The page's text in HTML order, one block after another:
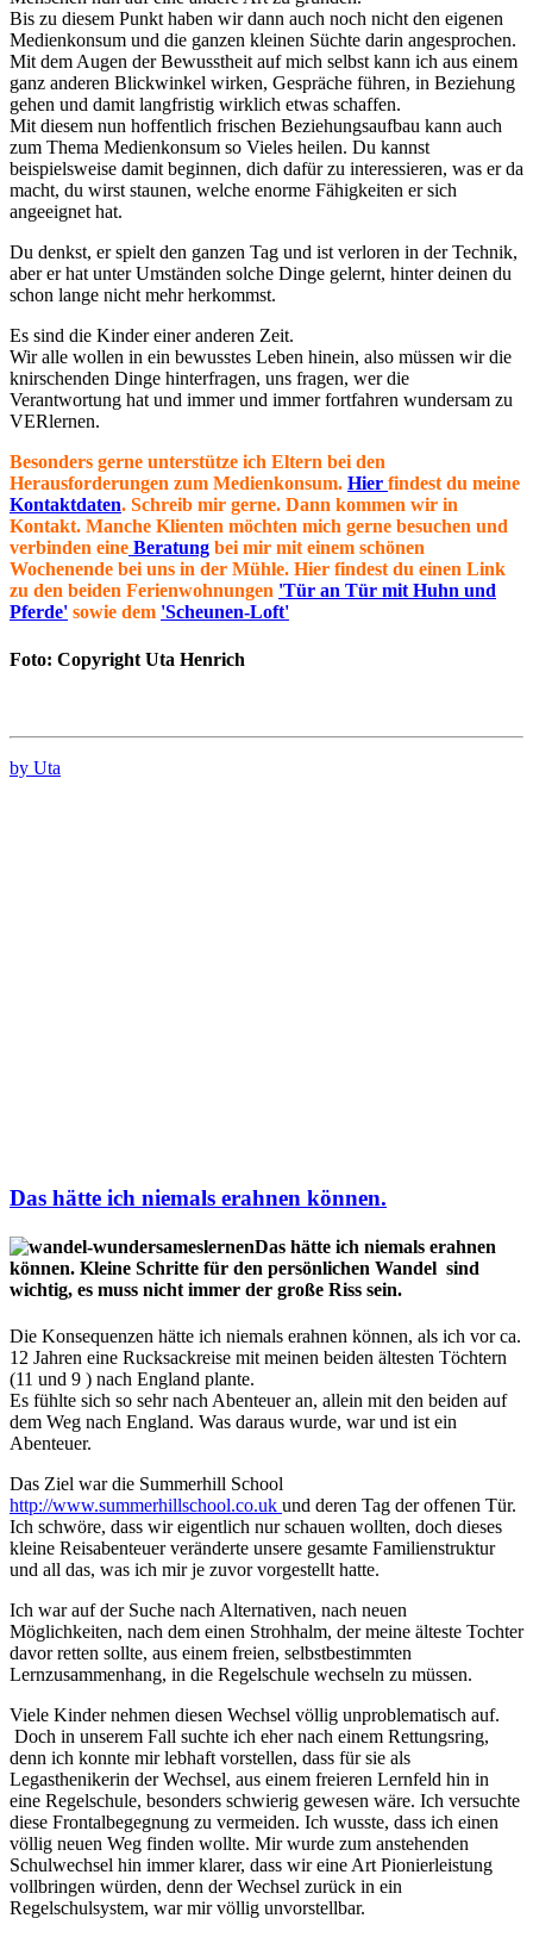
Bis zu diesem Punkt haben wir dann auch noch nicht den eigenen
Medienkonsum und die ganzen kleinen Süchte darin angesprochen.
Mit dem Augen der Bewusstheit auf mich selbst kann ich aus einem
ganz anderen Blickwinkel wirken, Gespräche führen, in Beziehung
gehen und damit langfristig wirklich etwas schaffen.
Mit diesem nun hoffentlich frischen Beziehungsaufbau kann auch
zum Thema Medienkonsum so Vieles heilen. Du kannst
beispielsweise damit beginnen, dich dafür zu interessieren, was er da
macht, du wirst staunen, welche enorme Fähigkeiten er sich
angeeignet hat.
Du denkst, er spielt den ganzen Tag und ist verloren in der Technik,
aber er hat unter Umständen solche Dinge gelernt, hinter deinen du
schon lange nicht mehr herkommst.
Es sind die Kinder einer anderen Zeit.
Wir alle wollen in ein bewusstes Leben hinein, also müssen wir die
knirschenden Dinge hinterfragen, uns fragen, wer die
Verantwortung hat und immer und immer fortfahren wundersam zu
VERlernen.
Besonders gerne unterstütze ich Eltern bei den
Herausforderungen zum Medienkonsum. Hier findest du meine
Kontaktdaten. Schreib mir gerne. Dann kommen wir in
Kontakt. Manche Klienten möchten mich gerne besuchen und
verbinden eine Beratung bei mir mit einem schönen
Wochenende bei uns in der Mühle. Hier findest du einen Link
zu den beiden Ferienwohnungen 'Tür an Tür mit Huhn und
Pferde' sowie dem 'Scheunen-Loft'
Foto: Copyright Uta Henrich
by Uta
Das hätte ich niemals erahnen können.
Das hätte ich niemals erahnen
können. Kleine Schritte für den persönlichen Wandel sind
wichtig, es muss nicht immer der große Riss sein.
Die Konsequenzen hätte ich niemals erahnen können, als ich vor ca.
12 Jahren eine Rucksackreise mit meinen beiden ältesten Töchtern
(11 und 9 ) nach England plante.
Es fühlte sich so sehr nach Abenteuer an, allein mit den beiden auf
dem Weg nach England. Was daraus wurde, war und ist ein
Abenteuer.
Das Ziel war die Summerhill School
http://www.summerhillschool.co.uk und deren Tag der offenen Tür.
Ich schwöre, dass wir eigentlich nur schauen wollten, doch dieses
kleine Reisabenteuer veränderte unsere gesamte Familienstruktur
und all das, was ich mir je zuvor vorgestellt hatte.
Ich war auf der Suche nach Alternativen, nach neuen
Möglichkeiten, nach dem einen Strohhalm, der meine älteste Tochter
davor retten sollte, aus einem freien, selbstbestimmten
Lernzusammenhang, in die Regelschule wechseln zu müssen.
Viele Kinder nehmen diesen Wechsel völlig unproblematisch auf.
Doch in unserem Fall suchte ich eher nach einem Rettungsring,
denn ich konnte mir lebhaft vorstellen, dass für sie als
Legasthenikerin der Wechsel, aus einem freieren Lernfeld hin in
eine Regelschule, besonders schwierig gewesen wäre. Ich versuchte
diese Frontalbegegnung zu vermeiden. Ich wusste, dass ich einen
völlig neuen Weg finden wollte. Mir wurde zum anstehenden
Schulwechsel hin immer klarer, dass wir eine Art Pionierleistung
vollbringen würden, denn der Wechsel zurück in ein
Regelschulsystem, war mir völlig unvorstellbar.